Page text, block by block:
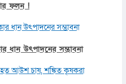
ফলন !
ধান উৎপাদনের সম্ভাবনা